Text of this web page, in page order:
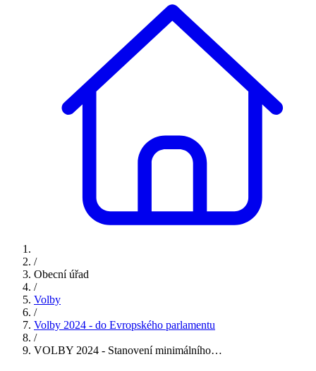
/
Obecní úřad
/
Volby
/
Volby 2024 - do Evropského parlamentu
/
VOLBY 2024 - Stanovení minimálního…